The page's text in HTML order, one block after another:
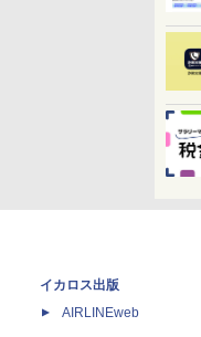
イカロス出版
AIRLINEweb